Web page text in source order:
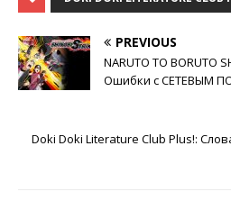
PREVIOUS
NARUTO TO BORUTO
Ошибки с СЕТЕВЫМ
Doki Doki Literature Club Plus!: